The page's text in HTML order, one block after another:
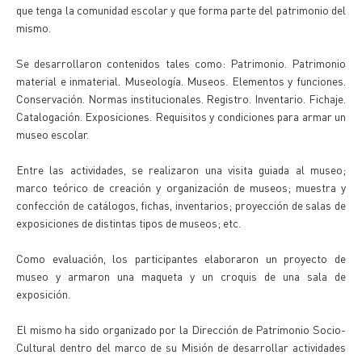
que tenga la comunidad escolar y que forma parte del patrimonio del
mismo.
Se desarrollaron contenidos tales como: Patrimonio. Patrimonio
material e inmaterial. Museología. Museos. Elementos y funciones.
Conservación. Normas institucionales. Registro. Inventario. Fichaje.
Catalogación. Exposiciones. Requisitos y condiciones para armar un
museo escolar.
Entre las actividades, se realizaron una visita guiada al museo;
marco teórico de creación y organización de museos; muestra y
confección de catálogos, fichas, inventarios; proyección de salas de
exposiciones de distintas tipos de museos; etc.
Como evaluación, los participantes elaboraron un proyecto de
museo y armaron una maqueta y un croquis de una sala de
exposición.
El mismo ha sido organizado por la Dirección de Patrimonio Socio-
Cultural dentro del marco de su Misión de desarrollar actividades